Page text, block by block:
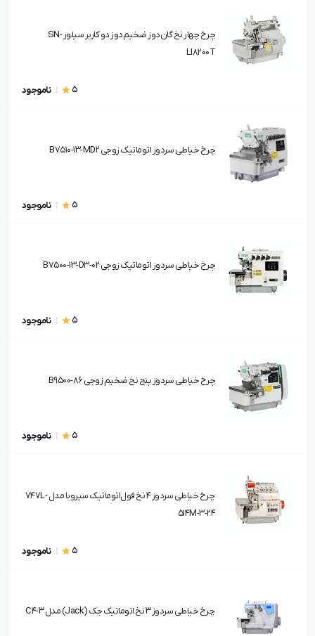
چرخ چهار نخ گان‌دوز ضخیم‌دوز دو کاربر سیلور SN-
LI8200T
5 ناموجود
چرخ خیاطی سردوز اتوماتیک زوجی B7510-13-MD2
5 ناموجود
چرخ خیاطی سردوز اتوماتیک زوجی B7500-13-D3-02
5 ناموجود
چرخ خیاطی سردوز پنج نخ ضخیم زوجی B9500-86
5 ناموجود
چرخ خیاطی سردوز ۴ نخ فول‌اتوماتیک سیروبا مدل 747L-
514M-3-24
5 ناموجود
چرخ خیاطی سردوز 3 نخ اتوماتیک جک (Jack) مدل C4-3